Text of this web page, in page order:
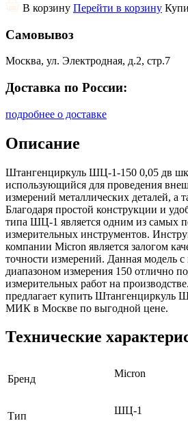
В корзину Перейти в корзину
Самовывоз
Москва, ул. Электродная, д.2, стр.7
Доставка по России:
подробнее о доставке
Описание
Штангенциркуль ШЦ-1-150 0,05 дв
использующийся для проведения
измерений металлических деталей, а
Благодаря простой конструкции и
типа ШЦ-1 является одним из самых
измерительных инструментов.
компании Micron является залогом
точности измерений. Данная модель
диапазоном измерения 150 отлично
измерительных работ на
предлагает купить Штангенциркуль
МИК в Москве по выгодной цене.
Технические
Бренд Micron
Тип ШЦ-1